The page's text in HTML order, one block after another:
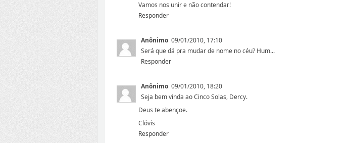
Vamos nos unir e não contendar!
Responder
Anônimo 09/01/2010, 17:10
Será que dá pra mudar de nome no céu? Hum...
Responder
Anônimo 09/01/2010, 18:20
Seja bem vinda ao Cinco Solas, Dercy.
Deus te abençoe.
Clóvis
Responder